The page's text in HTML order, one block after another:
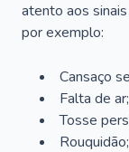
atento aos
por exemplo:
Cansaço
Falta de ar;
Tosse
Rouquidão;